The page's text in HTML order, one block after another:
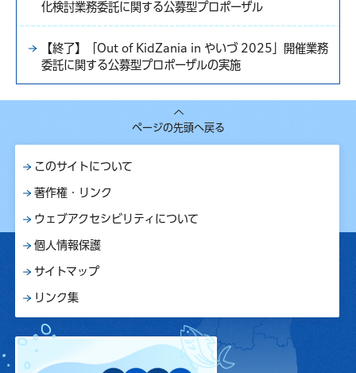
化検討業務委託に関する公募型プロポーザル
【終了】「Out of KidZania in やいづ 2025」開催業務
委託に関する公募型プロポーザルの実施
ページの先頭へ戻る
このサイトについて
著作権・リンク
ウェブアクセシビリティについて
個人情報保護
サイトマップ
リンク集